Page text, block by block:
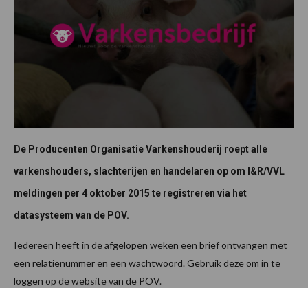
De Producenten Organisatie Varkenshouderij roept alle
varkenshouders, slachterijen en handelaren op om I&R/VVL
meldingen per 4 oktober 2015 te registreren via het
datasysteem van de POV.
Iedereen heeft in de afgelopen weken een brief ontvangen met
een relatienummer en een wachtwoord. Gebruik deze om in te
loggen op de website van de POV.